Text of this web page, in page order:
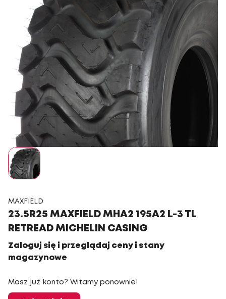
MAXFIELD
23.5R25 MAXFIELD MHA2 195A2 L-3 TL
RETREAD MICHELIN CASING
Zaloguj się i przeglądaj ceny i stany
magazynowe
Masz już konto? Witamy ponownie!